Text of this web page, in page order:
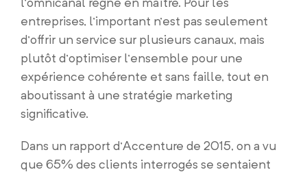
entreprises, l’important n’est pas seulement
d’offrir un service sur plusieurs canaux, mais
plutôt d’optimiser l’ensemble pour une
expérience cohérente et sans faille, tout en
aboutissant à une stratégie marketing
significative.
Dans un rapport d’Accenture de 2015, on a vu
que 65% des clients interrogés se sentaient